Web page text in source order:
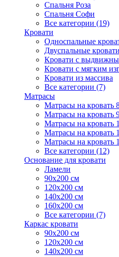
Спальня Роза
Спальня Софи
Все категории (19)
Кровати
Односпальные
Двуспальные кровати
Кровати с
Кровати с мягким
Кровати из массива
Все категории (7)
Матрасы
Матрасы на кровать
Матрасы на кровать
Матрасы на кровать
Матрасы на кровать
Матрасы на кровать
Все категории (12)
Основание для кровати
Ламели
90х200 см
120х200 см
140х200 см
160х200 см
Все категории (7)
Каркас кровати
90х200 см
120х200 см
140х200 см